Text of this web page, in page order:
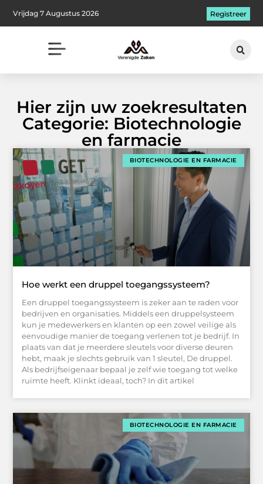
Vrijdag 7 Augustus 2026 Registreer
Hier zijn uw zoekresultaten
Categorie: Biotechnologie
en farmacie
BIOTECHNOLOGIE EN FARMACIE
Hoe werkt een druppel toegangssysteem?
Een druppel toegangssysteem is zeker aan te raden voor
bedrijven en organisaties. Middels een druppelsysteem
kun je medewerkers en klanten op een zowel veilige als
eenvoudige manier de toegang verlenen tot je bedrijf. In
plaats van dat je meerdere sleutels voor diverse deuren
hebt, maak je slechts gebruik van 1 sleutel, De druppel.
Als bedrijfseigenaar bepaal je zelf wie toegang tot welke
ruimte heeft. Klinkt ideaal, toch? In dit artikel
BIOTECHNOLOGIE EN FARMACIE